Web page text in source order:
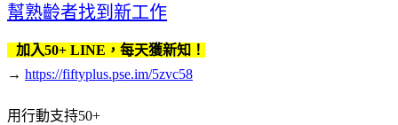
幫熟齡者找到新工作
加入50+ LINE，每天獲新知！
→ https://fiftyplus.pse.im/5zvc58
用行動支持50+